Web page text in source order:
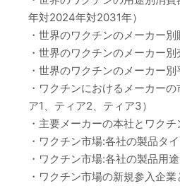
年対2024年対2031年）
・世界のワクチンのメーカー
・世界のワクチンのメーカー別
・世界のワクチンのメーカー別
・ワクチンにおけるメーカー
ア1、ティア2、ティア3）
・主要メーカーの本社とワク
・ワクチン市場:各社の製品タ
・ワクチン市場:各社の製品用
・ワクチン市場の新規参入企